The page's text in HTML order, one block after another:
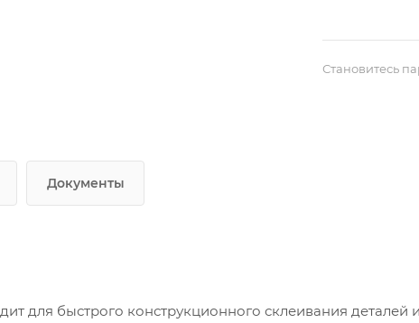
Становитесь
Документы
для быстрого конструкционного склеивания